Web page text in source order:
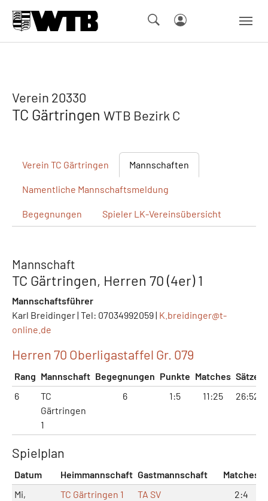
Verein 20330
TC Gärtringen WTB Bezirk C
Verein TC Gärtringen Mannschaften
Namentliche Mannschaftsmeldung
Begegnungen Spieler LK-Vereinsübersicht
Mannschaft
TC Gärtringen, Herren 70 (4er) 1
Mannschaftsführer
Karl Breidinger | Tel: 07034992059 | K.breidinger@t-
online.de
Herren 70 Oberligastaffel Gr. 079
Rang Mannschaft Begegnungen Punkte Matches Sätze
6
TC
Gärtringen
1
6 1:5 11:25 26:52
Spielplan
Datum Heimmannschaft Gastmannschaft Matches
Mi,
TC Gärtringen 1
TA SV
2:4